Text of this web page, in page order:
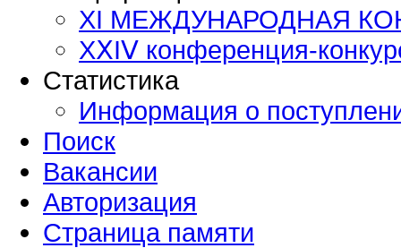
XI МЕЖДУНАРОДНАЯ
ХⅩΙⅤ конференция-
Статистика
Информация о
Поиск
Вакансии
Авторизация
Страница памяти